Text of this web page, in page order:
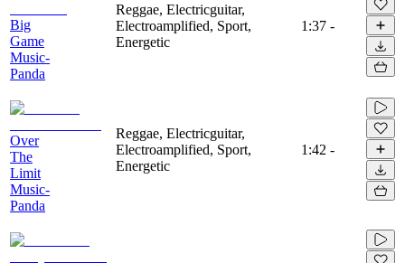
Big
Game
Music-
Panda
Reggae, Electricguitar,
Electroamplified, Sport,
Energetic
1:37 -
Over
The
Limit
Music-
Panda
Reggae, Electricguitar,
Electroamplified, Sport,
Energetic
1:42 -